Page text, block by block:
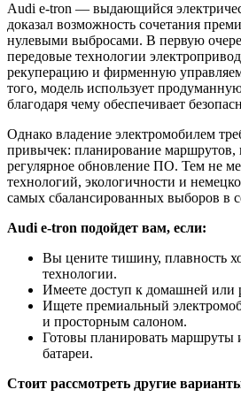
Audi e-tron — выдающийся
доказал возможность сочетания
нулевыми выбросами. В первую
передовые технологии
рекуперацию и фирменную
того, модель использует
благодаря чему обеспечивает
Однако владение электромобилем
привычек: планирование маршрутов,
регулярное обновление ПО. Тем не
технологий, экологичности и
самых сбалансированных выборов в
Audi e-tron подойдет вам, если:
Вы цените тишину, плавность
технологии.
Имеете доступ к домашней или
Ищете премиальный
и просторным салоном.
Готовы планировать маршруты
батареи.
Стоит рассмотреть другие